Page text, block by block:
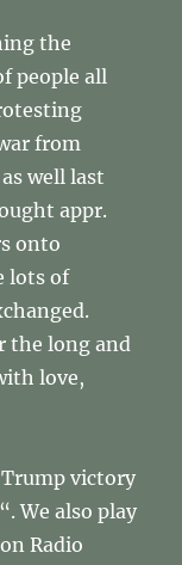
the
people all
from
well last
appr.
onto
lots of
the long and
love,
victory
We also play
Radio